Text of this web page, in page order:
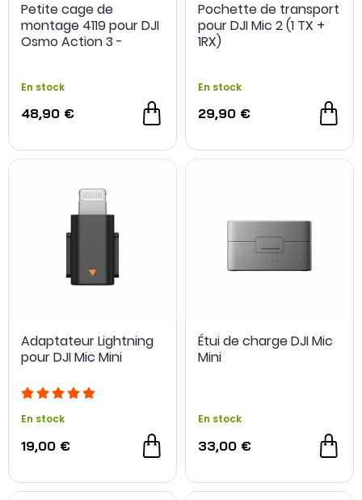
Petite cage de
montage 4119 pour DJI
Osmo Action 3 -
En stock
48,90 €
Pochette de transport
pour DJI Mic 2 (1 TX +
1RX)
En stock
29,90 €
Adaptateur Lightning
pour DJI Mic Mini
En stock
19,00 €
Étui de charge DJI Mic
Mini
En stock
33,00 €